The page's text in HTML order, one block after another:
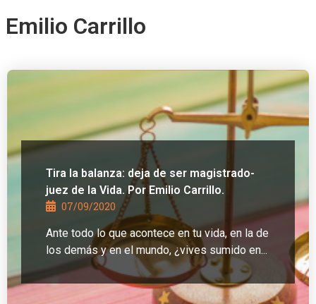
Emilio Carrillo
Tira la balanza: deja de ser magistrado-
juez de la Vida. Por Emilio Carrillo.
07/09/2020
Ante todo lo que acontece en tu vida, en la de
los demás y en el mundo, ¿vives sumido en...